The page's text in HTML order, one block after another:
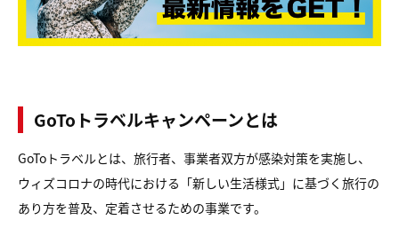
GoToトラベルキャンペーンとは
GoToトラベルとは、旅行者、事業者双方が感染対策を実施し、
ウィズコロナの時代における「新しい生活様式」に基づく旅行の
あり方を普及、定着させるための事業です。